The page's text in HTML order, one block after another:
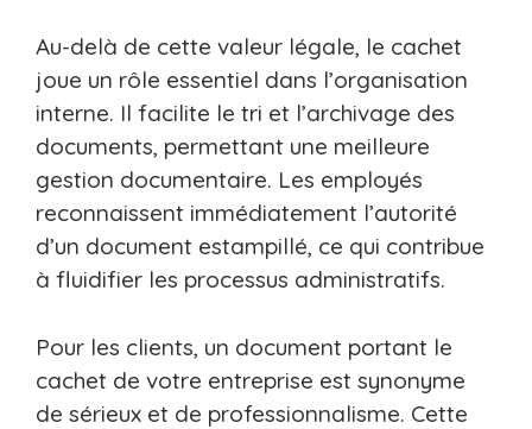
Au-delà de cette valeur légale, le cachet
joue un rôle essentiel dans l’organisation
interne. Il facilite le tri et l’archivage des
documents, permettant une meilleure
gestion documentaire. Les employés
reconnaissent immédiatement l’autorité
d’un document estampillé, ce qui contribue
à fluidifier les processus administratifs.
Pour les clients, un document portant le
cachet de votre entreprise est synonyme
de sérieux et de professionnalisme. Cette